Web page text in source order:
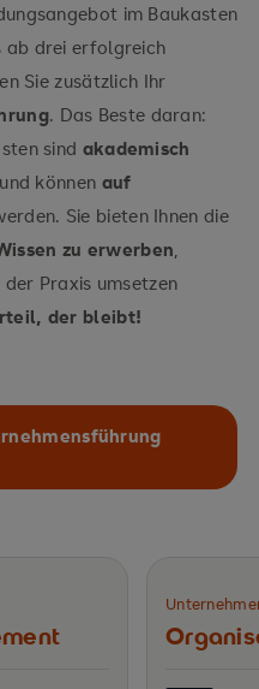
im Baukasten
ab drei erfolgreich
Sie zusätzlich Ihr
. Das Beste daran:
sind akademisch
können auf
Sie bieten Ihnen die
zu erwerben,
Praxis umsetzen
der bleibt!